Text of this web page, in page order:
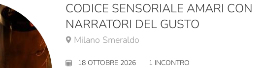
CODICE SENSORIALE AMARI CON
NARRATORI DEL GUSTO
Milano Smeraldo
18 OTTOBRE 2026
1 INCONTRO